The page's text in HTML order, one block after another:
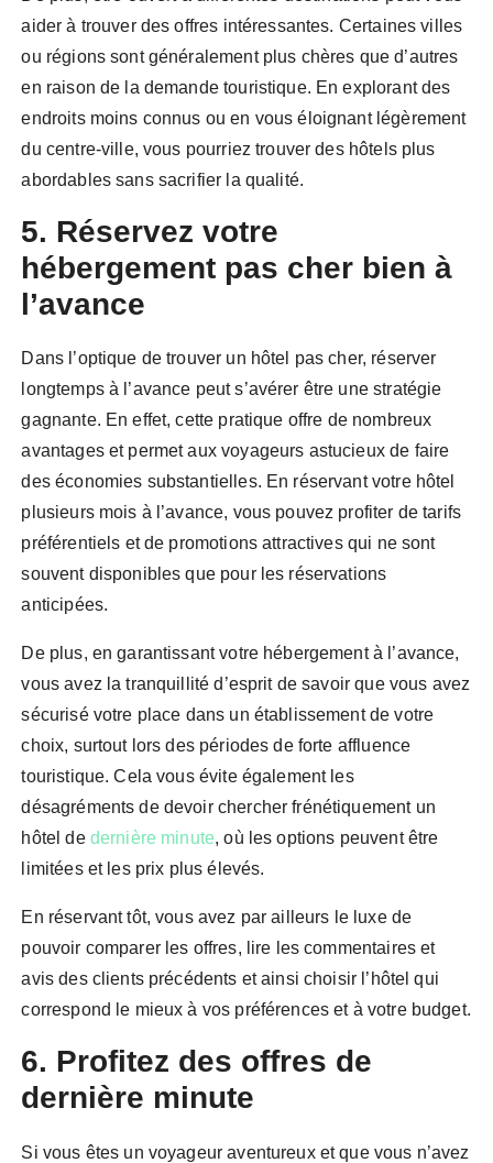
aider à trouver des offres intéressantes. Certaines villes
ou régions sont généralement plus chères que d’autres
en raison de la demande touristique. En explorant des
endroits moins connus ou en vous éloignant légèrement
du centre-ville, vous pourriez trouver des hôtels plus
abordables sans sacrifier la qualité.
5. Réservez votre
hébergement pas cher bien à
l’avance
Dans l’optique de trouver un hôtel pas cher, réserver
longtemps à l’avance peut s’avérer être une stratégie
gagnante. En effet, cette pratique offre de nombreux
avantages et permet aux voyageurs astucieux de faire
des économies substantielles. En réservant votre hôtel
plusieurs mois à l’avance, vous pouvez profiter de tarifs
préférentiels et de promotions attractives qui ne sont
souvent disponibles que pour les réservations
anticipées.
De plus, en garantissant votre hébergement à l’avance,
vous avez la tranquillité d’esprit de savoir que vous avez
sécurisé votre place dans un établissement de votre
choix, surtout lors des périodes de forte affluence
touristique. Cela vous évite également les
désagréments de devoir chercher frénétiquement un
hôtel de dernière minute, où les options peuvent être
limitées et les prix plus élevés.
En réservant tôt, vous avez par ailleurs le luxe de
pouvoir comparer les offres, lire les commentaires et
avis des clients précédents et ainsi choisir l’hôtel qui
correspond le mieux à vos préférences et à votre budget.
6. Profitez des offres de
dernière minute
Si vous êtes un voyageur aventureux et que vous n’avez